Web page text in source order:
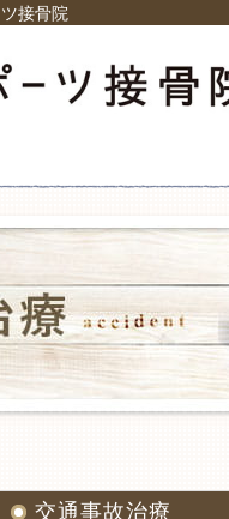
接骨院
交通事故治療